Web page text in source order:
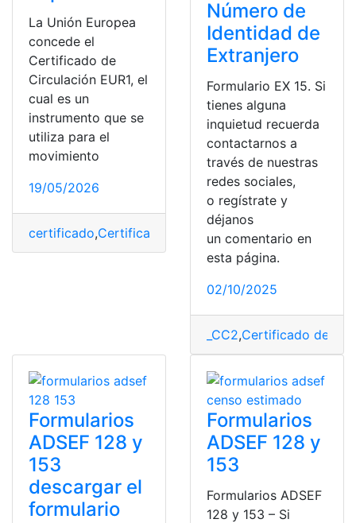
La Unión Europea
concede el
Certificado de
Circulación EUR1, el
cual es un
instrumento que se
utiliza para el
movimiento
19/05/2026
certificado,Certificados conocimiento,consulta
Número de
Identidad de
Extranjero
Formulario EX 15. Si
tienes alguna
inquietud recuerda
contactarnos a
través de nuestras
redes sociales,
o regístrate y
déjanos
un comentario en
esta página.
02/10/2025
_CC2,Certificado de
Formularios
ADSEF 128 y
153
descargar el
formulario
Formularios
ADSEF 128 y
153
Formularios ADSEF
128 y 153 – Si